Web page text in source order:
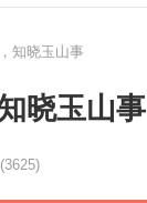
知晓玉山事
晓玉山事
(3625)